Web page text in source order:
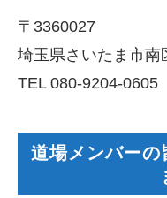
〒3360027
埼玉県さいたま市南
TEL 080-9204-0605
道場メンバーの